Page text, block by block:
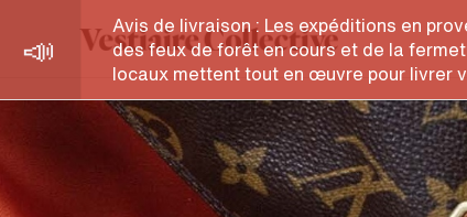
Avis de livraison : Les expéditions en
des feux de forêt en cours et de la
locaux mettent tout en œuvre pour livrer